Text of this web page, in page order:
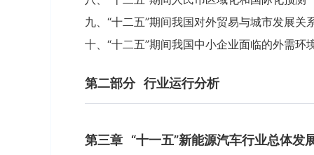
九、“十二五”期间我国对外贸易与城市发展关
十、“十二五”期间我国中小企业面临的外需环
第二部分 行业运行分析
第三章 “十一五”新能源汽车行业总体发